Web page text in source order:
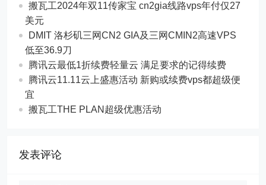
搬瓦工2024年双11传家宝 cn2gia线路vps年付仅27
美元
DMIT 洛杉矶三网CN2 GIA及三网CMIN2高速VPS
低至36.9刀
腾讯云最低1折续费轻量云 满足要求的记得续费
腾讯云11.11云上盛惠活动 新购或续费vps都超级便
宜
搬瓦工THE PLAN超级优惠活动
发表评论